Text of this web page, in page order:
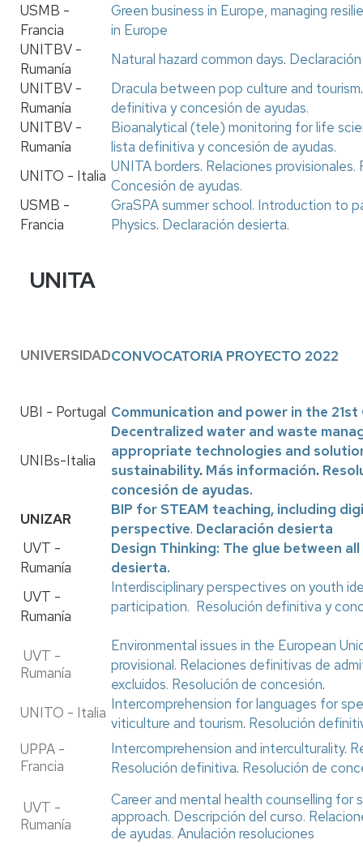
USMB -
Francia
Green business in Europe, managing
in Europe
UNITBV -
Rumanía
Natural hazard common days.
UNITBV -
Rumanía
Dracula between pop culture and tourism.
definitiva y concesión de ayudas.
UNITBV -
Rumanía
Bioanalytical (tele) monitoring for life
lista definitiva y concesión de ayudas.
UNITO - Italia
UNITA borders. Relaciones provisionales.
Concesión de ayudas.
USMB -
Francia
GraSPA summer school. Introduction to
Physics. Declaración desierta.
UNITA
UNIVERSIDADCONVOCATORIA PROYECTO 2022
UBI - Portugal Communication and power in the
UNIBs-Italia
Decentralized water and waste
appropriate technologies and
sustainability. Más información.
concesión de ayudas.
UNIZAR
BIP for STEAM teaching, including
perspective. Declaración desierta
UVT -
Rumanía
Design Thinking: The glue between
desierta.
UVT -
Rumanía
Interdisciplinary perspectives on youth
participation. Resolución definitiva y
UVT -
Rumanía
Environmental issues in the European
provisional. Relaciones definitivas de
excluidos. Resolución de concesión.
UNITO - Italia Intercomprehension for languages for
viticulture and tourism. Resolución
UPPA -
Francia
Intercomprehension and interculturality.
Resolución definitiva. Resolución de
UVT -
Rumanía
Career and mental health counselling
approach. Descripción del curso.
de ayudas. Anulación resoluciones